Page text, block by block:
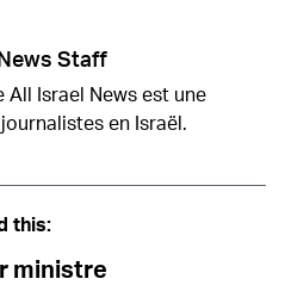
Staff
All Israel News est une
en Israël.
this:
ministre